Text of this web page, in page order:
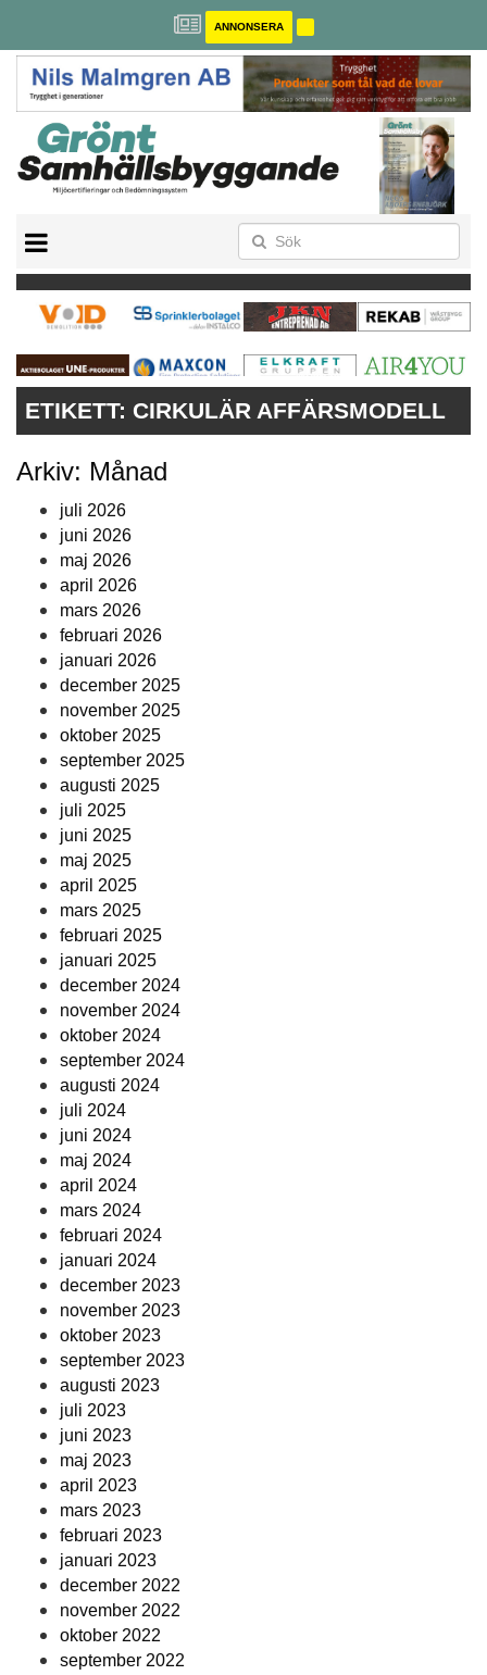
ANNONSERA
MILJÖBYGGNAD
NOLLCO2
CITYLAB
GREENBUILDING
ANNONSERA
ETIKETT: CIRKULÄR AFFÄRSMODELL
Arkiv: Månad
juli 2026
juni 2026
maj 2026
april 2026
mars 2026
februari 2026
januari 2026
december 2025
november 2025
oktober 2025
september 2025
augusti 2025
juli 2025
juni 2025
maj 2025
april 2025
mars 2025
februari 2025
januari 2025
december 2024
november 2024
oktober 2024
september 2024
augusti 2024
juli 2024
juni 2024
maj 2024
april 2024
mars 2024
februari 2024
januari 2024
december 2023
november 2023
oktober 2023
september 2023
augusti 2023
juli 2023
juni 2023
maj 2023
april 2023
mars 2023
februari 2023
januari 2023
december 2022
november 2022
oktober 2022
september 2022